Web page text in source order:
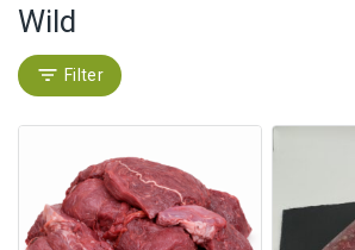
Wild
Filter